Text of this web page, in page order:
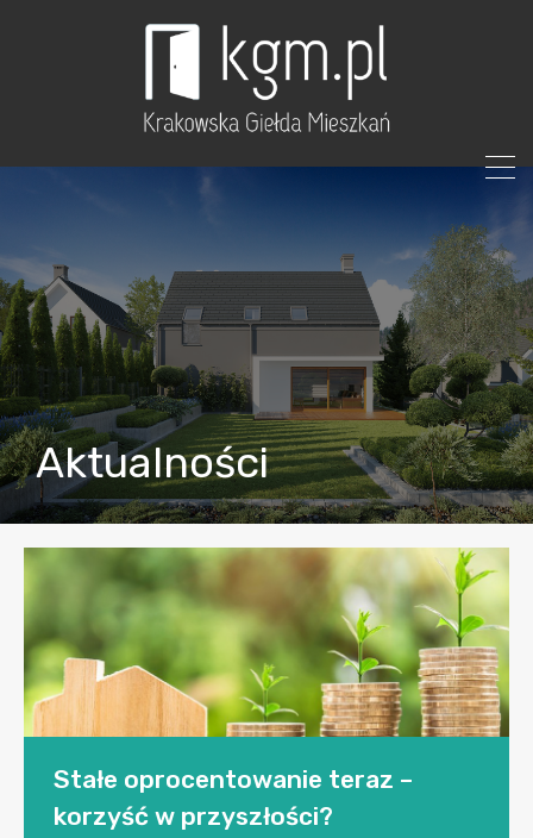
Aktualności
Stałe oprocentowanie teraz –
korzyść w przyszłości?